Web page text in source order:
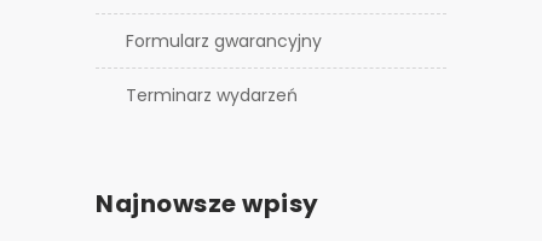
Formularz gwarancyjny
Terminarz wydarzeń
Najnowsze wpisy